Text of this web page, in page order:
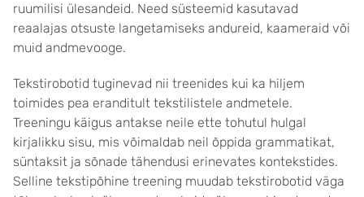
ruumilisi ülesandeid. Need süsteemid kasutavad
reaalajas otsuste langetamiseks andureid, kaameraid või
muid andmevooge.
Tekstirobotid tuginevad nii treenides kui ka hiljem
toimides pea eranditult tekstilistele andmetele.
Treeningu käigus antakse neile ette tohutul hulgal
kirjalikku sisu, mis võimaldab neil õppida grammatikat,
süntaksit ja sõnade tähendusi erinevates kontekstides.
Selline tekstipõhine treening muudab tekstirobotid väga